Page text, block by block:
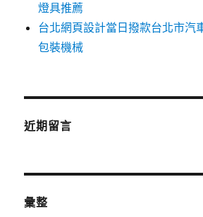
燈具推薦
台北網頁設計當日撥款台北市
包裝機械
近期留言
彙整